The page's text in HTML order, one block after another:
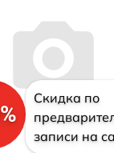
Скидка по
записи на